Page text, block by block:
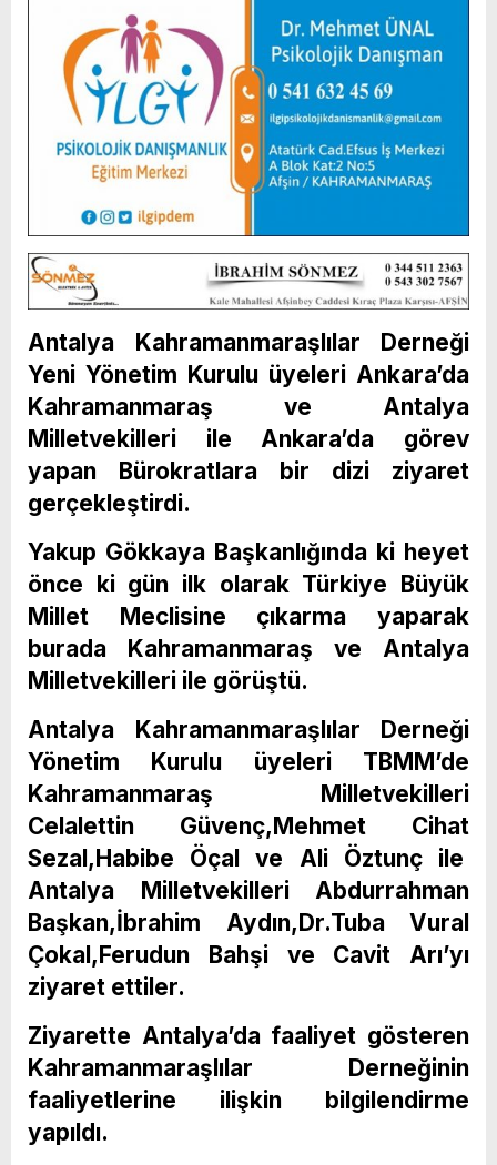
Antalya Kahramanmaraşlılar Derneği
Yeni Yönetim Kurulu üyeleri Ankara’da
Kahramanmaraş ve Antalya
Milletvekilleri ile Ankara’da görev
yapan Bürokratlara bir dizi ziyaret
gerçekleştirdi.
Yakup Gökkaya Başkanlığında ki heyet
önce ki gün ilk olarak Türkiye Büyük
Millet Meclisine çıkarma yaparak
burada Kahramanmaraş ve Antalya
Milletvekilleri ile görüştü.
Antalya Kahramanmaraşlılar Derneği
Yönetim Kurulu üyeleri TBMM’de
Kahramanmaraş Milletvekilleri
Celalettin Güvenç,Mehmet Cihat
Sezal,Habibe Öçal ve Ali Öztunç ile
Antalya Milletvekilleri Abdurrahman
Başkan,İbrahim Aydın,Dr.Tuba Vural
Çokal,Ferudun Bahşi ve Cavit Arı’yı
ziyaret ettiler.
Ziyarette Antalya’da faaliyet gösteren
Kahramanmaraşlılar Derneğinin
faaliyetlerine ilişkin bilgilendirme
yapıldı.